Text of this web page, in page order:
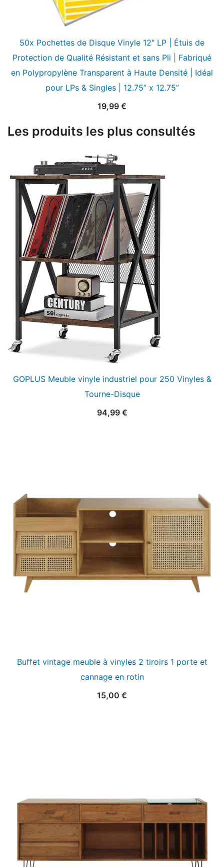
50x Pochettes de Disque Vinyle 12″ LP | Étuis de
Protection de Qualité Résistant et sans Pli | Fabriqué
en Polypropylène Transparent à Haute Densité | Idéal
pour LPs & Singles | 12.75” x 12.75”
19,99 €
Les produits les plus consultés
GOPLUS Meuble vinyle industriel pour 250 Vinyles &
Tourne-Disque
94,99 €
Buffet vintage meuble à vinyles 2 tiroirs 1 porte et
cannage en rotin
15,00 €